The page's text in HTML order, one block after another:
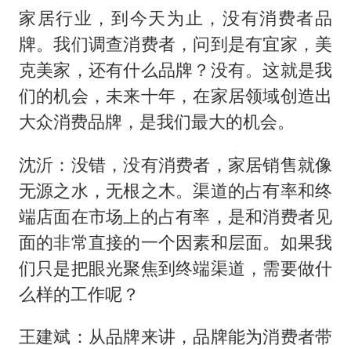
家居行业，到今天为止，没有消费者品
牌。我们调查消费者，问到是有宜家，美
克美家，还有什么品牌？没有。这就是我
们的机会，未来十年，在家居领域创造出
大众消费品牌，是我们最大的机会。
沈沂：没错，没有消费者，家居销售就像
无源之水，无根之木。渠道的占有率和终
端店面在市场上的占有率，是和消费者见
面的非常直接的一个因素和层面。如果我
们只是把眼光聚焦到终端渠道，需要做什
么样的工作呢？
王建斌：从品牌来讲，品牌能为消费者带